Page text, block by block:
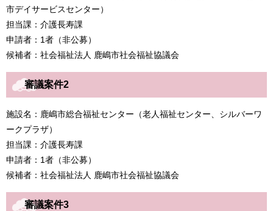
市デイサービスセンター）
担当課：介護長寿課
申請者：1者（非公募）
候補者：社会福祉法人 鹿嶋市社会福祉協議会
審議案件2
施設名：鹿嶋市総合福祉センター（老人福祉センター、シルバーワ
ークプラザ）
担当課：介護長寿課
申請者：1者（非公募）
候補者：社会福祉法人 鹿嶋市社会福祉協議会
審議案件3